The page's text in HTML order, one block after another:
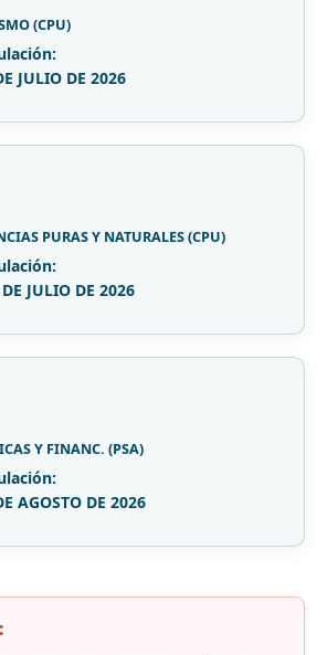
(CPU)
JULIO DE 2026
PURAS Y NATURALES (CPU)
JULIO DE 2026
Y FINANC. (PSA)
AGOSTO DE 2026